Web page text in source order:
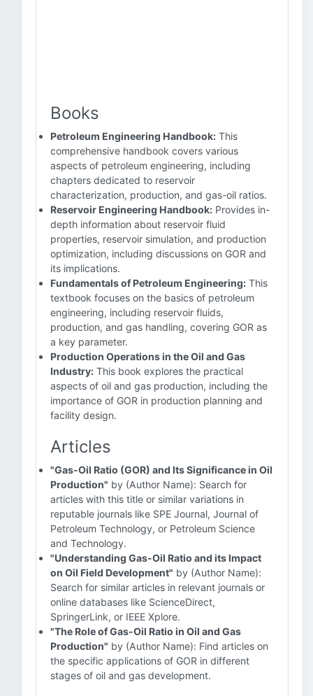
Books
Petroleum Engineering Handbook: This
comprehensive handbook covers various
aspects of petroleum engineering, including
chapters dedicated to reservoir
characterization, production, and gas-oil ratios.
Reservoir Engineering Handbook: Provides in-
depth information about reservoir fluid
properties, reservoir simulation, and production
optimization, including discussions on GOR and
its implications.
Fundamentals of Petroleum Engineering: This
textbook focuses on the basics of petroleum
engineering, including reservoir fluids,
production, and gas handling, covering GOR as
a key parameter.
Production Operations in the Oil and Gas
Industry: This book explores the practical
aspects of oil and gas production, including the
importance of GOR in production planning and
facility design.
Articles
"Gas-Oil Ratio (GOR) and Its Significance in Oil
Production" by (Author Name): Search for
articles with this title or similar variations in
reputable journals like SPE Journal, Journal of
Petroleum Technology, or Petroleum Science
and Technology.
"Understanding Gas-Oil Ratio and its Impact
on Oil Field Development" by (Author Name):
Search for similar articles in relevant journals or
online databases like ScienceDirect,
SpringerLink, or IEEE Xplore.
"The Role of Gas-Oil Ratio in Oil and Gas
Production" by (Author Name): Find articles on
the specific applications of GOR in different
stages of oil and gas development.